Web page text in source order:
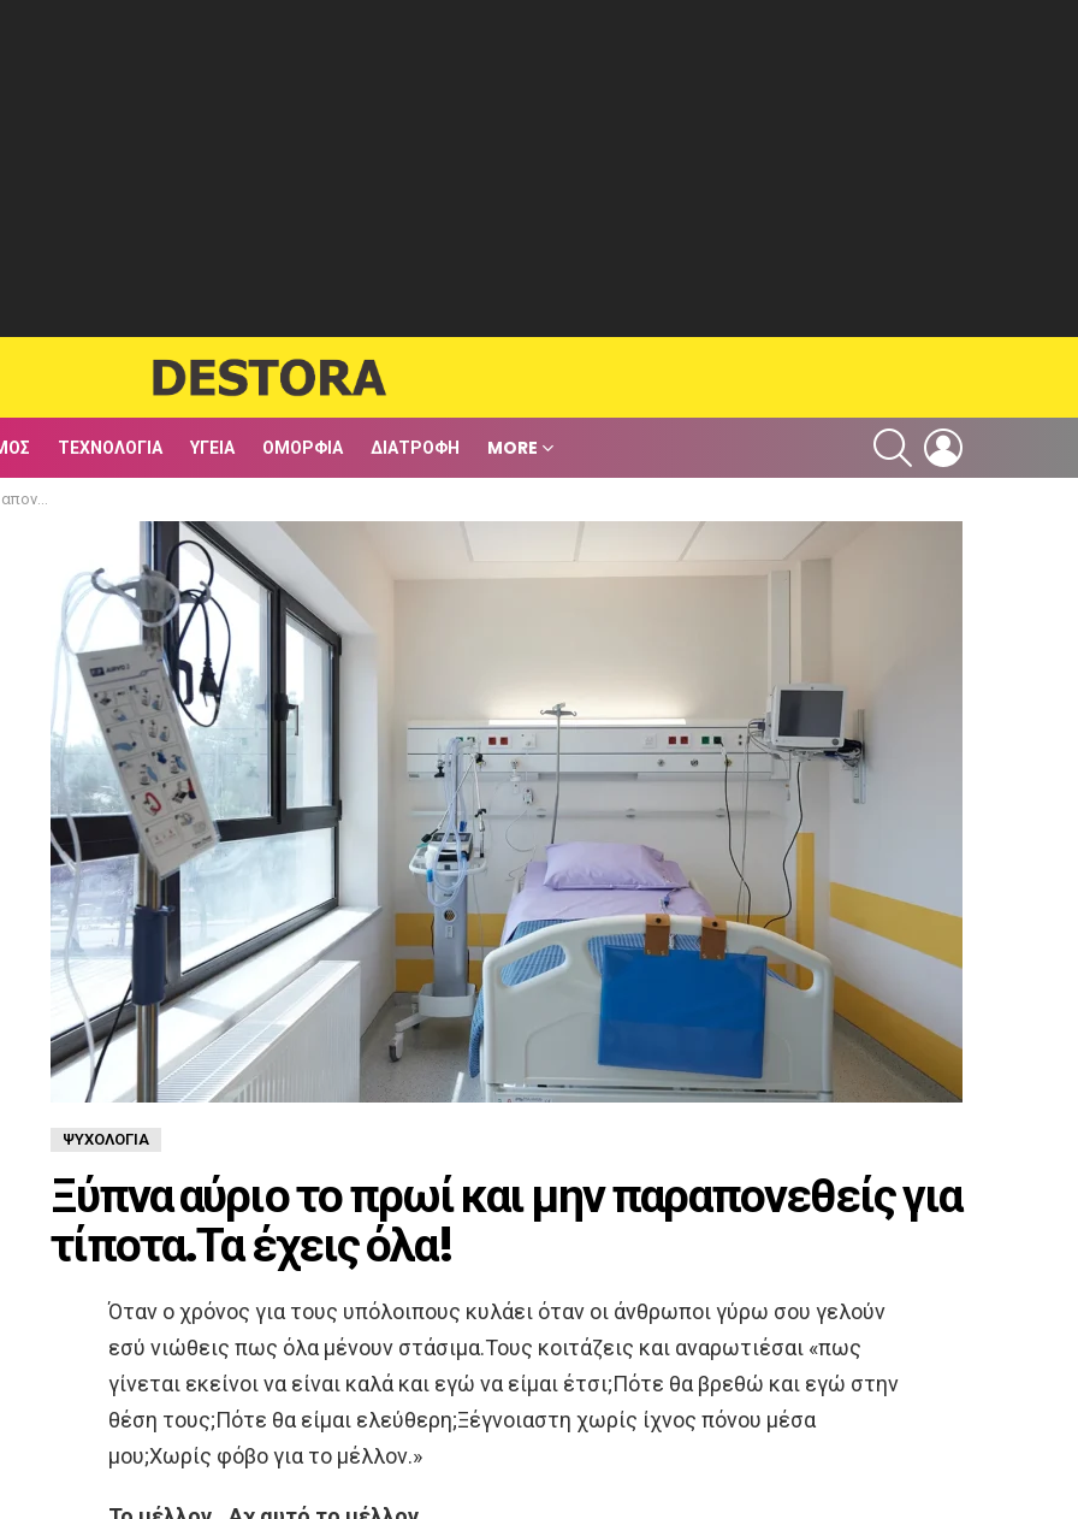
ΤΕΧΝΟΛΟΓΊΑ ΥΓΕΊΑ ΟΜΟΡΦΙΆ ΔΙΑΤΡΟΦΉ MORE
SEARCH
όλα!
ΨΥΧΟΛΟΓΊΑ
Ξύπνα αύριο το πρωί και μην παραπονεθείς για
τίποτα.Τα έχεις όλα!
Όταν ο χρόνος για τους υπόλοιπους κυλάει όταν οι άνθρωποι γύρω σου γελούν
εσύ νιώθεις πως όλα μένουν στάσιμα.Τους κοιτάζεις και αναρωτιέσαι «πως
γίνεται εκείνοι να είναι καλά και εγώ να είμαι έτσι;Πότε θα βρεθώ και εγώ στην
θέση τους;Πότε θα είμαι ελεύθερη;Ξέγνοιαστη χωρίς ίχνος πόνου μέσα
μου;Χωρίς φόβο για το μέλλον.»